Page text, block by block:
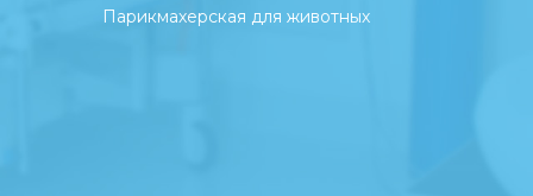
Парикмахерская для животных